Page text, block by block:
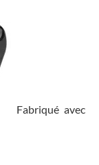
Fabriqué avec